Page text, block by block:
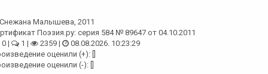
Снежана Малышева, 2011
Поэзия.ру: серия 584 № 89647 от 04.10.2011
0 |
1 | 2359 |
08.08.2026. 10:23:29
оценили (+): []
оценили (-): []